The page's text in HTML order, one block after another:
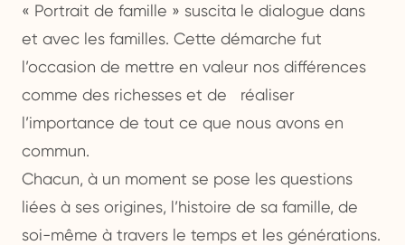
« Portrait de famille » suscita le dialogue dans
et avec les familles. Cette démarche fut
l’occasion de mettre en valeur nos différences
comme des richesses et de réaliser
l’importance de tout ce que nous avons en
commun.
Chacun, à un moment se pose les questions
liées à ses origines, l’histoire de sa famille, de
soi-même à travers le temps et les générations.